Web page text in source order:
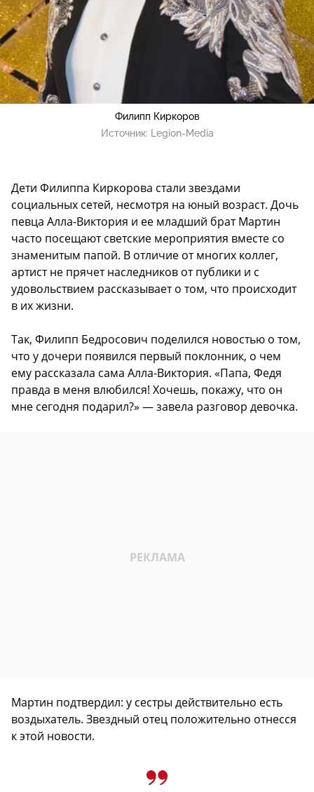
Филипп Киркоров
Источник:
Legion-Media
Дети Филиппа Киркорова стали звездами
социальных сетей, несмотря на юный возраст. Дочь
певца Алла-Виктория и ее младший брат Мартин
часто посещают светские мероприятия вместе со
знаменитым папой. В отличие от многих коллег,
артист не прячет наследников от публики и с
удовольствием рассказывает о том, что происходит
в их жизни.
Так, Филипп Бедросович поделился новостью о том,
что у дочери появился первый поклонник, о чем
ему рассказала сама Алла-Виктория. «Папа, Федя
правда в меня влюбился! Хочешь, покажу, что он
мне сегодня подарил?» — завела разговор девочка.
Мартин подтвердил: у сестры действительно есть
воздыхатель. Звездный отец положительно отнесся
к этой новости.